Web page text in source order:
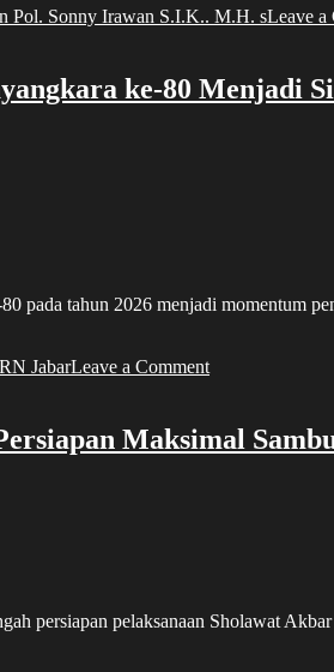
Pol. Sonny Irawan S.I.K.. M.H. sLeave a
ke-80 Menjadi
tahun 2026 menjadi momentum
JabarLeave a Commenton
FRN
Jabar:
80
Maksimal
persiapan pelaksanaan Sholawat